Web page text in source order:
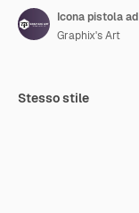
Icona pistola
Graphix's Art
Stesso stile